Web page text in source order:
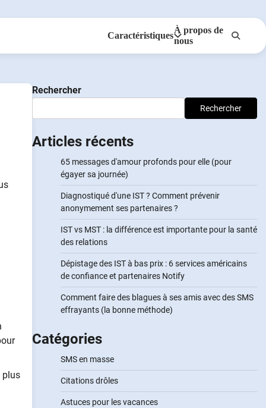
Caractéristiques
À propos de
nous
plus
Rechercher
Rechercher
Articles récents
65 messages d'amour profonds pour elle (pour
égayer sa journée)
Diagnostiqué d'une IST ? Comment prévenir
anonymement ses partenaires ?
IST vs MST : la différence est importante pour la santé
des relations
Dépistage des IST à bas prix : 6 services américains
de confiance et partenaires Notify
Comment faire des blagues à ses amis avec des SMS
effrayants (la bonne méthode)
Catégories
SMS en masse
Citations drôles
Astuces pour les vacances